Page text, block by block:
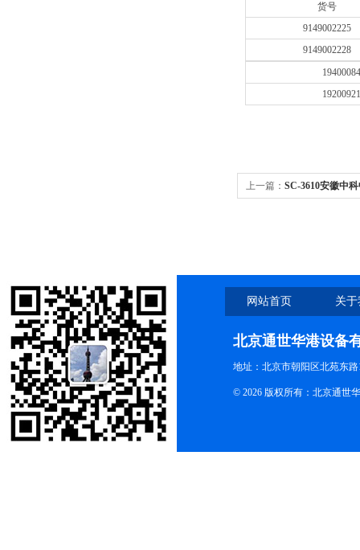
货号
9149002225
9149002228
19400084
19200921
上一篇： SC-3610安徽中
网站首页 关
北京通世华港设备
地址：北京市朝阳区北苑东路
© 2026 版权所有：北京通世